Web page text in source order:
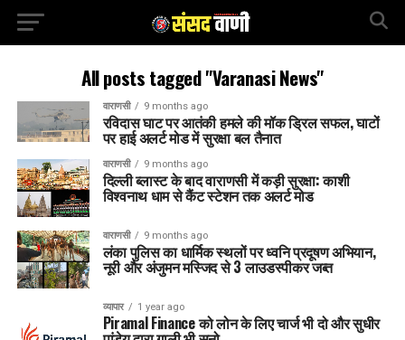
All posts tagged "Varanasi News"
वाराणसी 9 months ago
रविदास घाट पर आतंकी हमले की मॉक ड्रिल सफल, घाटों
पर हाई अलर्ट मोड में सुरक्षा बल तैनात
वाराणसी 9 months ago
दिल्ली ब्लास्ट के बाद वाराणसी में कड़ी सुरक्षा: काशी
विश्वनाथ धाम से कैंट स्टेशन तक अलर्ट मोड
वाराणसी 9 months ago
लंका पुलिस का धार्मिक स्थलों पर ध्वनि प्रदूषण अभियान,
नूरी और अंजुमन मस्जिद से 3 लाउडस्पीकर जब्त
व्यापार 1 year ago
Piramal Finance को लोन के लिए चार्ज भी दो और सुधीर